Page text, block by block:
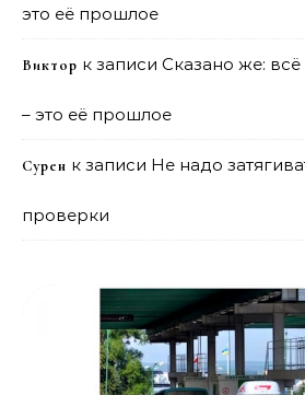
это её прошлое
Виктор к записи Сказано же:
– это её прошлое
Сурен к записи Не надо
проверки